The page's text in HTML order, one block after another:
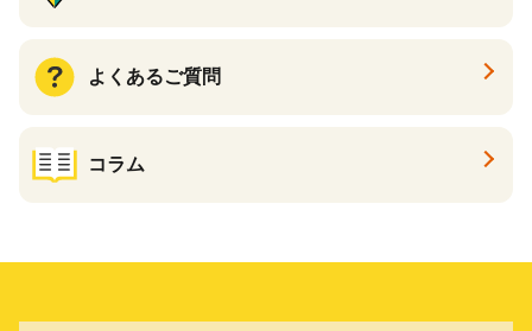
よくあるご質問
コラム